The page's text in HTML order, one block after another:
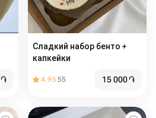
֏
Сладкий набор бенто +
капкейки
4.9555 15 000֏